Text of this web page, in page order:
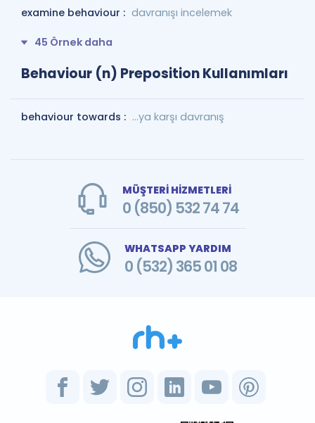
examine behaviour : davranışı incelemek
45 Örnek daha
Behaviour (n) Preposition Kullanımları
behaviour towards : ...ya karşı davranış
MÜŞTERİ HİZMETLERİ
0 (850) 532 74 74
WHATSAPP YARDIM
0 (532) 365 01 08